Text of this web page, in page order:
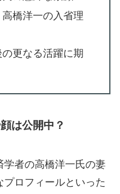
橋洋一の入省理
更なる活躍に期
は公開中？
者の高橋洋一氏の妻
ロフィールといった